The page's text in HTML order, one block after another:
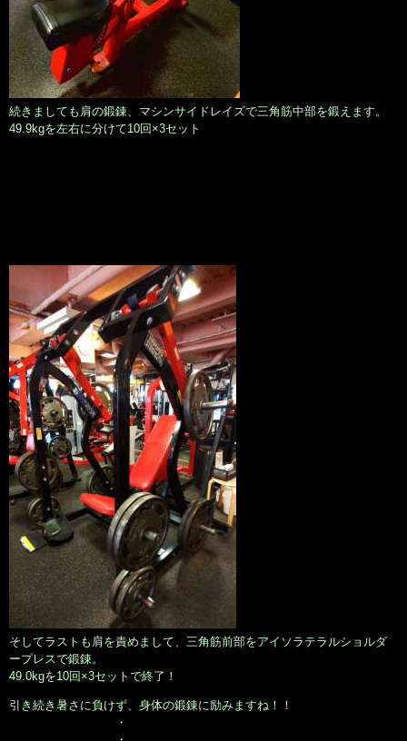
続きましても肩の鍛錬、マシンサイドレイズで三角筋中部を鍛えます。
49.9kgを左右に分けて10回×3セット
そしてラストも肩を責めまして、三角筋前部をアイソラテラルショルダ
ープレスで鍛錬。
49.0kgを10回×3セットで終了！
引き続き暑さに負けず、身体の鍛錬に励みますね！！
・